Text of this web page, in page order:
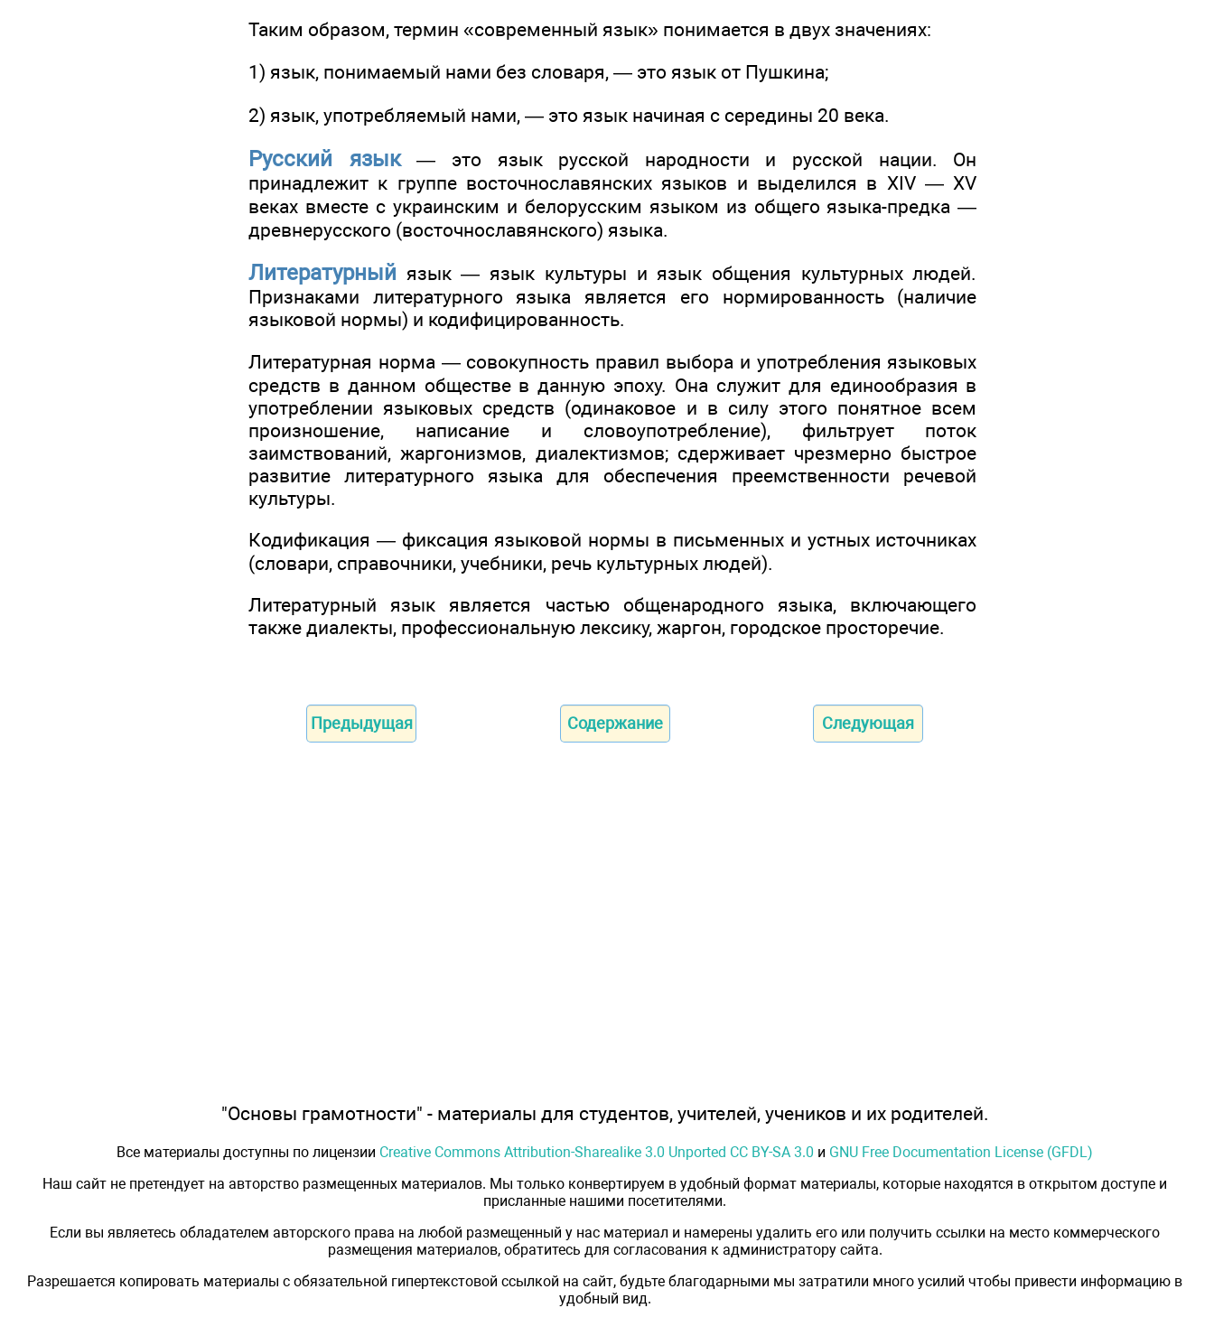
Таким образом, термин «современный язык» понимается в двух значениях:
1) язык, понимаемый нами без словаря, — это язык от Пушкина;
2) язык, употребляемый нами, — это язык начиная с середины 20 века.
Русский язык— это язык русской народности и русской нации. Он
принадлежит к группе восточнославянских языков и выделился в XIV — XV
веках вместе с украинским и белорусским языком из общего языка-предка —
древнерусского (восточнославянского) языка.
Литературный язык — язык культуры и язык общения культурных людей.
Признаками литературного языка является его нормированность (наличие
языковой нормы) и кодифицированность.
Литературная норма — совокупность правил выбора и употребления языковых
средств в данном обществе в данную эпоху. Она служит для единообразия в
употреблении языковых средств (одинаковое и в силу этого понятное всем
произношение, написание и словоупотребление), фильтрует поток
заимствований, жаргонизмов, диалектизмов; сдерживает чрезмерно быстрое
развитие литературного языка для обеспечения преемственности речевой
культуры.
Кодификация — фиксация языковой нормы в письменных и устных источниках
(словари, справочники, учебники, речь культурных людей).
Литературный язык является частью общенародного языка, включающего
также диалекты, профессиональную лексику, жаргон, городское просторечие.
Предыдущая Содержание Следующая
"Основы грамотности" - материалы для студентов, учителей, учеников и их родителей.
Все материалы доступны по лицензии Creative Commons Attribution-Sharealike 3.0 Unported CC BY-SA 3.0 и GNU Free Documentation License (GFDL)
Наш сайт не претендует на авторство размещенных материалов. Мы только конвертируем в удобный формат материалы, которые находятся в открытом доступе и
присланные нашими посетителями.
Если вы являетесь обладателем авторского права на любой размещенный у нас материал и намерены удалить его или получить ссылки на место коммерческого
размещения материалов, обратитесь для согласования к администратору сайта.
Разрешается копировать материалы с обязательной гипертекстовой ссылкой на сайт, будьте благодарными мы затратили много усилий чтобы привести информацию в
удобный вид.